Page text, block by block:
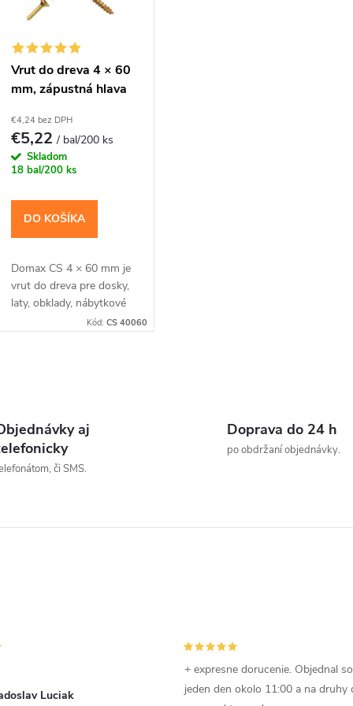
Vrut do dreva 4 × 60
mm, zápustná hlava
€4,24 bez DPH
€5,22/ bal/200 ks
Skladom
18 bal/200 ks
DO KOŠÍKA
Domax CS 4 × 60 mm je
vrut do dreva pre dosky,
laty, obklady, nábytkové
diely a menšie montáže,
Kód: CS 40060
aj
či SMS.
Doprava do 24 h
po obdržaní objednávky.
Luciak
+ expresne dorucenie. Objednal
jeden den okolo 11:00 a na druhy